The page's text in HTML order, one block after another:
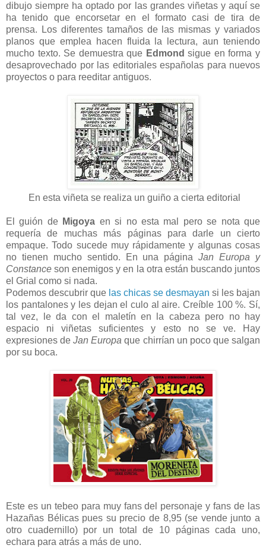
dibujo siempre ha optado por las grandes viñetas y aquí se
ha tenido que encorsetar en el formato casi de tira de
prensa. Los diferentes tamaños de las mismas y variados
planos que emplea hacen fluida la lectura, aun teniendo
mucho texto. Se demuestra que Edmond sigue en forma y
desaprovechado por las editoriales españolas para nuevos
proyectos o para reeditar antiguos.
En esta viñeta se realiza un guiño a cierta editorial
El guión deMigoya en si no esta mal pero se nota que
requería de muchas más páginas para darle un cierto
empaque. Todo sucede muy rápidamente y algunas cosas
no tienen mucho sentido. En una páginaJan Europa y
Constance son enemigos y en la otra están buscando juntos
el Grial como si nada.
Podemos descubrir que las chicas se desmayan si les bajan
los pantalones y les dejan el culo al aire. Creíble 100 %. Sí,
tal vez, le da con el maletín en la cabeza pero no hay
espacio ni viñetas suficientes y esto no se ve. Hay
expresiones deJan Europa que chirrían un poco que salgan
por su boca.
Este es un tebeo para muy fans del personaje y fans de las
Hazañas Bélicas pues su precio de 8,95 (se vende junto a
otro cuadernillo) por un total de 10 páginas cada uno,
echara para atrás a más de uno.